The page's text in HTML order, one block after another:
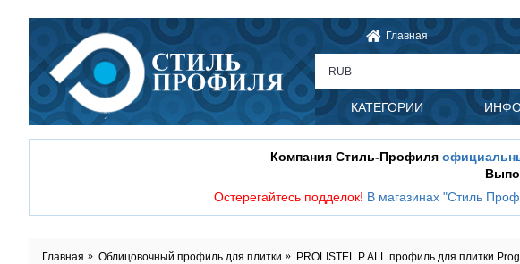
Главная
RUB
КАТЕГОРИИ
Компания Стиль-Профиля
Остерегайтесь подделок! В магазинах "Стиль
Главная Облицовочный профиль для плитки PROLISTEL P ALL профиль для плитки